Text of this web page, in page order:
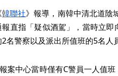
韓聯社》報導，南韓中清北道陰
報直指「疑似酒駕」，當時立
名警察以及派出所值班的5名人
案中心當時僅有C警員一人值